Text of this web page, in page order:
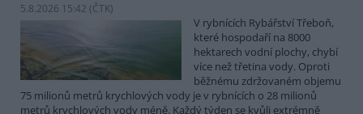
5.8.2026 15:42 (ČTK)
V rybnících Rybářství Třeboň,
které hospodaří na 8000
hektarech vodní plochy, chybí
více než třetina vody. Oproti
běžnému zdržovaném objemu
75 milionů metrů krychlových vody je v rybnících o 28 milionů
metrů krychlových vody méně. Každý týden se kvůli extrémně